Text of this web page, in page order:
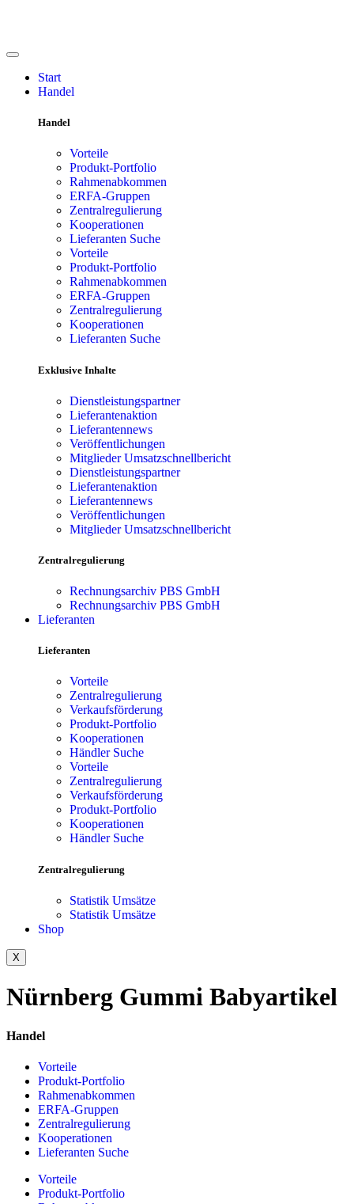
Start
Handel
Handel
Vorteile
Produkt-Portfolio
Rahmenabkommen
ERFA-Gruppen
Zentralregulierung
Kooperationen
Lieferanten Suche
Vorteile
Produkt-Portfolio
Rahmenabkommen
ERFA-Gruppen
Zentralregulierung
Kooperationen
Lieferanten Suche
Exklusive Inhalte
Dienstleistungspartner
Lieferantenaktion
Lieferantennews
Veröffentlichungen
Mitglieder Umsatzschnellbericht
Dienstleistungspartner
Lieferantenaktion
Lieferantennews
Veröffentlichungen
Mitglieder Umsatzschnellbericht
Zentralregulierung
Rechnungsarchiv PBS GmbH
Rechnungsarchiv PBS GmbH
Lieferanten
Lieferanten
Vorteile
Zentralregulierung
Verkaufsförderung
Produkt-Portfolio
Kooperationen
Händler Suche
Vorteile
Zentralregulierung
Verkaufsförderung
Produkt-Portfolio
Kooperationen
Händler Suche
Zentralregulierung
Statistik Umsätze
Statistik Umsätze
Shop
X
Nürnberg Gummi Babyartikel
Handel
Vorteile
Produkt-Portfolio
Rahmenabkommen
ERFA-Gruppen
Zentralregulierung
Kooperationen
Lieferanten Suche
Vorteile
Produkt-Portfolio